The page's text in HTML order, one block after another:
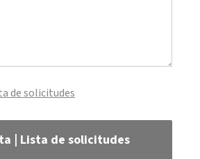
de solicitudes
| Lista de solicitudes